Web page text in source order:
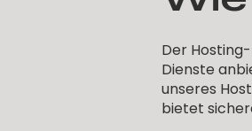
Der
Dienste
unseres
bietet